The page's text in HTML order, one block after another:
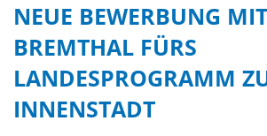
NEUE BEWERBUNG MIT
BREMTHAL FÜRS
LANDESPROGRAMM
INNENSTADT